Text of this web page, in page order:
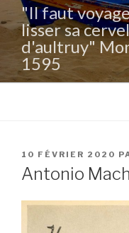
"Il faut
lisser sa
d'aultruy"
1595
PUBLIÉ
LE
10 FÉVRIER 2020
Antonio